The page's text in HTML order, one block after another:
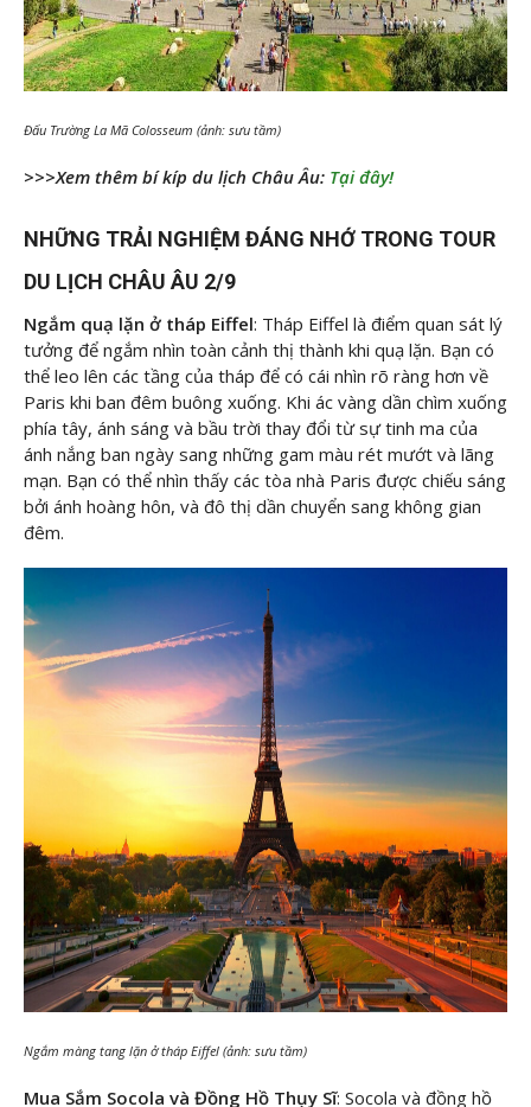
Đấu Trường La Mã Colosseum (ảnh: sưu tầm)
>>>Xem thêm bí kíp du lịch Châu Âu: Tại đây!
NHỮNG TRẢI NGHIỆM ĐÁNG NHỚ TRONG TOUR
DU LỊCH CHÂU ÂU 2/9
Ngắm quạ lặn ở tháp Eiffel: Tháp Eiffel là điểm quan sát lý
tưởng để ngắm nhìn toàn cảnh thị thành khi quạ lặn. Bạn có
thể leo lên các tầng của tháp để có cái nhìn rõ ràng hơn về
Paris khi ban đêm buông xuống. Khi ác vàng dần chìm xuống
phía tây, ánh sáng và bầu trời thay đổi từ sự tinh ma của
ánh nắng ban ngày sang những gam màu rét mướt và lãng
mạn. Bạn có thể nhìn thấy các tòa nhà Paris được chiếu sáng
bởi ánh hoàng hôn, và đô thị dần chuyển sang không gian
đêm.
Ngắm màng tang lặn ở tháp Eiffel (ảnh: sưu tầm)
Mua Sắm Socola và Đồng Hồ Thụy Sĩ: Socola và đồng hồ